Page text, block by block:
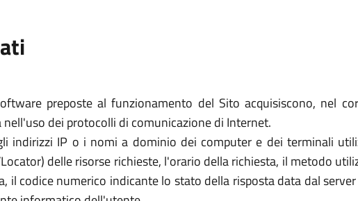
preposte al funzionamento del Sito acquisiscono, nel
dei protocolli di comunicazione di Internet.
indirizzi IP o i nomi a dominio dei computer e dei terminali
delle risorse richieste, l'orario della richiesta, il metodo
codice numerico indicante lo stato della risposta data dal server